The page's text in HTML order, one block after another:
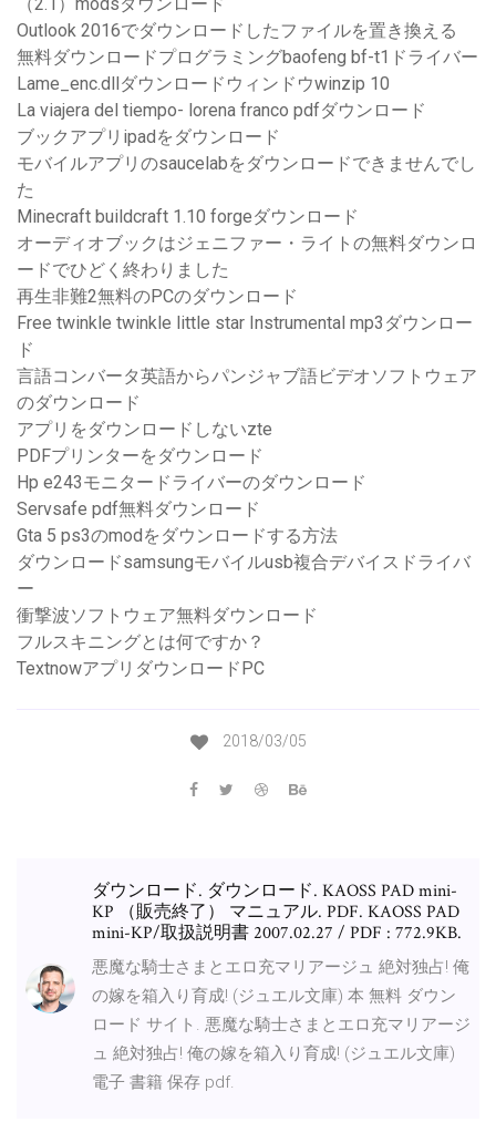
（2.1）modsダウンロード
Outlook 2016でダウンロードしたファイルを置き換える
無料ダウンロードプログラミングbaofeng bf-t1ドライバー
Lame_enc.dllダウンロードウィンドウwinzip 10
La viajera del tiempo- lorena franco pdfダウンロード
ブックアプリipadをダウンロード
モバイルアプリのsaucelabをダウンロードできませんでし
た
Minecraft buildcraft 1.10 forgeダウンロード
オーディオブックはジェニファー・ライトの無料ダウンロ
ードでひどく終わりました
再生非難2無料のPCのダウンロード
Free twinkle twinkle little star Instrumental mp3ダウンロー
ド
言語コンバータ英語からパンジャブ語ビデオソフトウェア
のダウンロード
アプリをダウンロードしないzte
PDFプリンターをダウンロード
Hp e243モニタードライバーのダウンロード
Servsafe pdf無料ダウンロード
Gta 5 ps3のmodをダウンロードする方法
ダウンロードsamsungモバイルusb複合デバイスドライバ
ー
衝撃波ソフトウェア無料ダウンロード
フルスキニングとは何ですか？
TextnowアプリダウンロードPC
2018/03/05
ダウンロード. ダウンロード. KAOSS PAD mini-
KP （販売終了） マニュアル. PDF. KAOSS PAD
mini-KP/取扱説明書 2007.02.27 / PDF : 772.9KB.
悪魔な騎士さまとエロ充マリアージュ 絶対独占! 俺
の嫁を箱入り育成! (ジュエル文庫) 本 無料 ダウン
ロード サイト. 悪魔な騎士さまとエロ充マリアージ
ュ 絶対独占! 俺の嫁を箱入り育成! (ジュエル文庫)
電子 書籍 保存 pdf.